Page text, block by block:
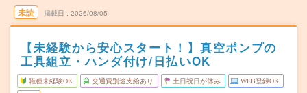
未読 掲載日 2026/08/05
【未経験から安心スタート！】真空ポンプの
工具組立・ハンダ付け/日払いOK
職種未経験OK 交通費別途支給あり 土日祝日が休み WEB登録OK